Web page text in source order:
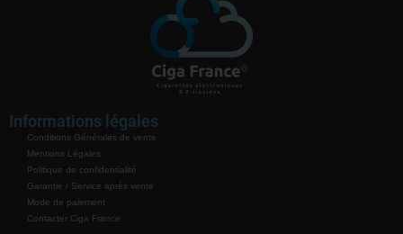
Informations légales
Conditions Générales de vente
Mentions Légales
Politique de confidentialité
Garantie / Service après vente
Mode de paiement
Contacter Ciga France